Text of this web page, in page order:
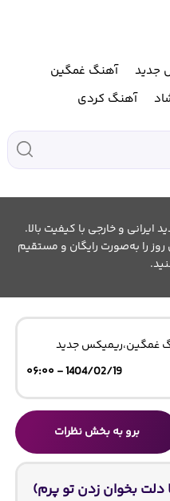
جدید
آهنگ غمگین
آهنگ کردی
و خارجی با کیفیت بالا.
را به‌صورت رایگان و مستقیم
غمگین،ریمیکس جدید
1404/02/19 - ۰۶:۰۰
برو به بخش نظرات
بخوان زدن تو پرم)